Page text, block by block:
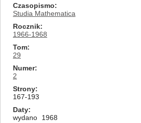
Czasopismo
Studia Mathematica
Rocznik
1966-1968
Tom
29
Numer
2
Strony
167-193
Daty
wydano
1968